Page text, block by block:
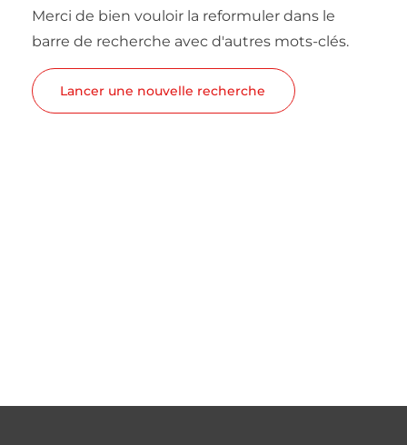
Merci de bien vouloir la reformuler dans le
barre de recherche avec d'autres mots-clés.
Lancer une nouvelle recherche